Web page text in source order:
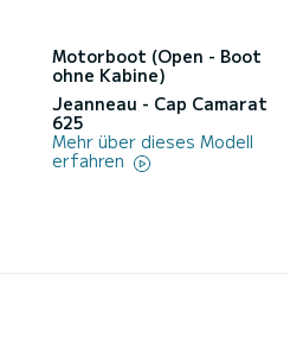
Motorboot (Open - Boot
ohne Kabine)
Jeanneau - Cap Camarat
625
Mehr über dieses Modell
erfahren